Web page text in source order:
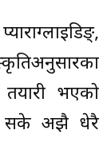
भएको
सके अझै धेरै